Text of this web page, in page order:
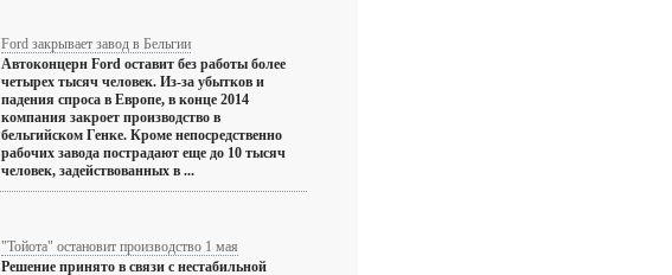
Ford закрывает завод в Бельгии
Автоконцерн Ford оставит без работы более
четырех тысяч человек. Из-за убытков и
падения спроса в Европе, в конце 2014
компания закроет производство в
бельгийском Генке. Кроме непосредственно
рабочих завода пострадают еще до 10 тысяч
человек, задействованных в ...
"Тойота" остановит производство 1 мая
Решение принято в связи с нестабильной